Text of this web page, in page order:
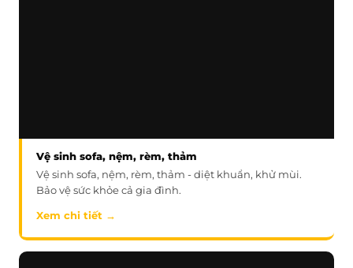
Vệ sinh sofa, nệm, rèm, thảm
Vệ sinh sofa, nệm, rèm, thảm - diệt khuẩn, khử mùi.
Bảo vệ sức khỏe cả gia đình.
Xem chi tiết →